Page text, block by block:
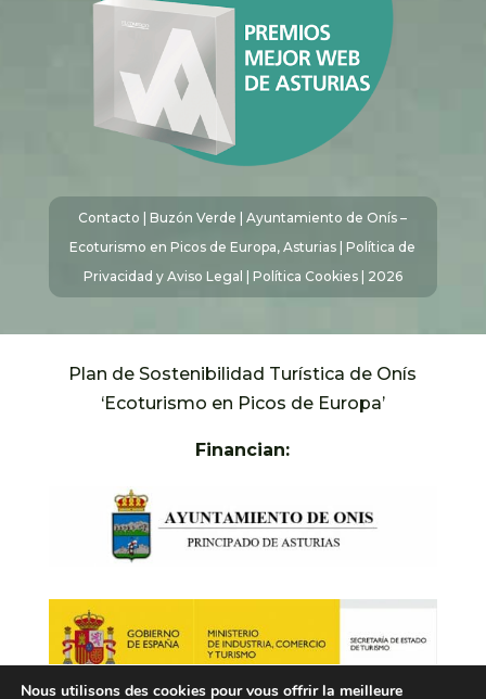
Contacto | Buzón Verde | Ayuntamiento de Onís –
Ecoturismo en Picos de Europa, Asturias |Política de
Privacidad y Aviso Legal | Política Cookies| 2026
Plan de Sostenibilidad Turística de Onís
‘Ecoturismo en Picos de Europa’
Financian:
Nous utilisons des cookies pour vous offrir la meilleure